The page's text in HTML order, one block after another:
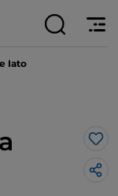
Iato